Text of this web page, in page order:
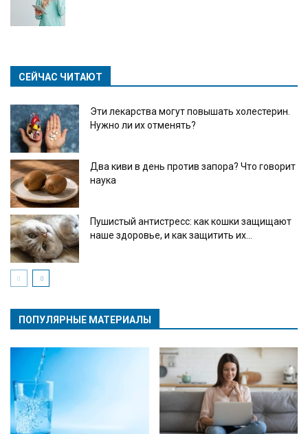
СЕЙЧАС ЧИТАЮТ
Эти лекарства могут повышать холестерин.
Нужно ли их отменять?
Два киви в день против запора? Что говорит
наука
Пушистый антистресс: как кошки защищают
наше здоровье, и как защитить их...
ПОПУЛЯРНЫЕ МАТЕРИАЛЫ